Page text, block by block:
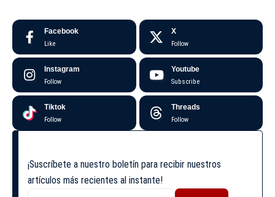
Facebook
Like
X
Follow
Instagram
Follow
Youtube
Subscribe
Tiktok
Follow
Threads
Follow
¡Suscríbete a nuestro boletín para recibir nuestros
artículos más recientes al instante!